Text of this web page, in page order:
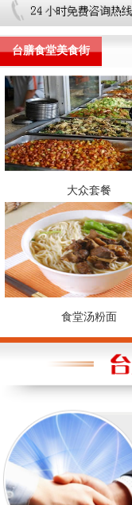
台膳食堂美食街
大众套餐
食堂汤粉面